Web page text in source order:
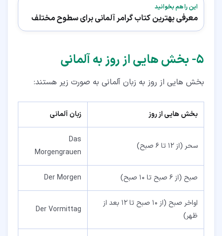
این را هم بخوانید
معرفی بهترین کتاب گرامر آلمانی برای سطوح مختلف
۵‏- بخش هایی از روز به آلمانی
بخش هایی از روز به زبان آلمانی به صورت زیر هستند:
بخش هایی از روز زبان آلمانی
سحر (از 12 تا 6 صبح)
Das
Morgengrauen
صبح (از 6 صبح تا 10 صبح) Der Morgen
اواخر صبح (از 10 صبح تا 12 بعد از
ظهر)
Der Vormittag